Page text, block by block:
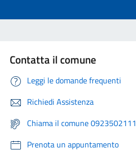
Contatta il comune
Leggi le domande frequenti
Richiedi Assistenza
Chiama il comune 0923502111
Prenota un appuntamento